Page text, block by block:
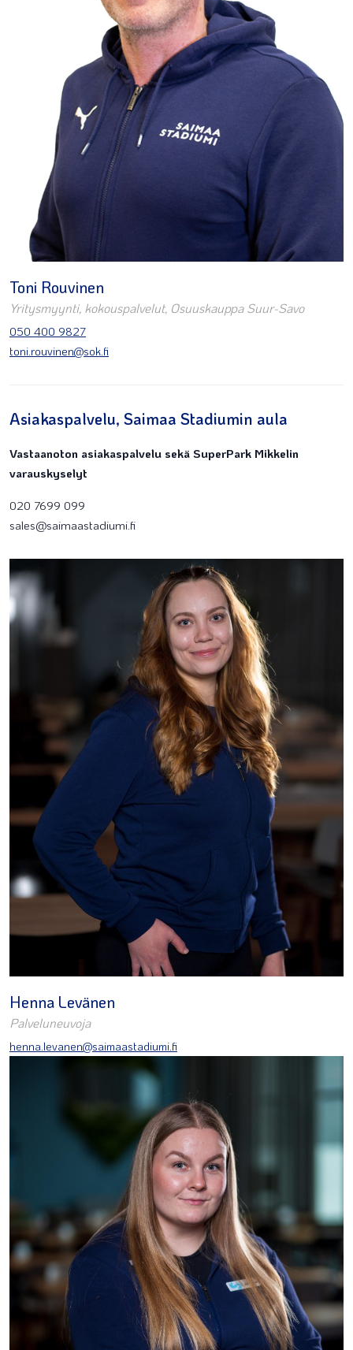
Toni Rouvinen
Yritysmyynti, kokouspalvelut, Osuuskauppa Suur-Savo
050 400 9827
toni.rouvinen@sok.fi
Asiakaspalvelu, Saimaa Stadiumin aula
Vastaanoton asiakaspalvelu sekä SuperPark Mikkelin
varauskyselyt
020 7699 099
sales@saimaastadiumi.fi
Henna Levänen
Palveluneuvoja
henna.levanen@saimaastadiumi.fi